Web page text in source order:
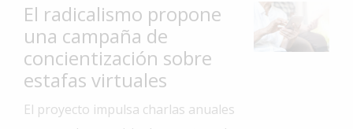
Arte
y
Espectáculos
Policiales
Cartelera
El radicalismo propone
una campaña de
concientización sobre
estafas virtuales
El proyecto impulsa charlas anuales